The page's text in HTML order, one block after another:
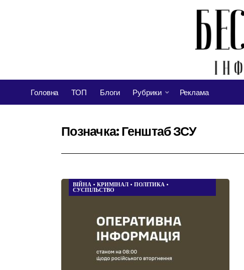
Головна ТОП Блоги Рубрики Реклама
Позначка:Генштаб ЗСУ
ВІЙНА • КРИМІНАЛ • ПОЛІТИКА •
СУСПІЛЬСТВО